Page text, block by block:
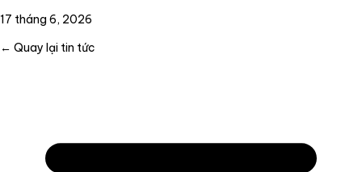
17 tháng 6, 2026
← Quay lại tin tức